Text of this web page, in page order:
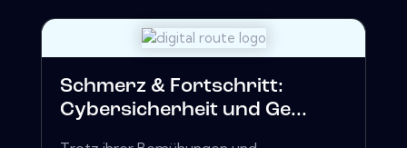
Schmerz & Fortschritt:
Cybersicherheit und Ge...